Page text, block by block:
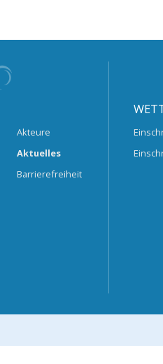
Akteure
Aktuelles
Barrierefreiheit